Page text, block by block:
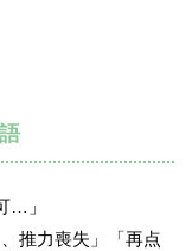
…」
推力喪失」「再点